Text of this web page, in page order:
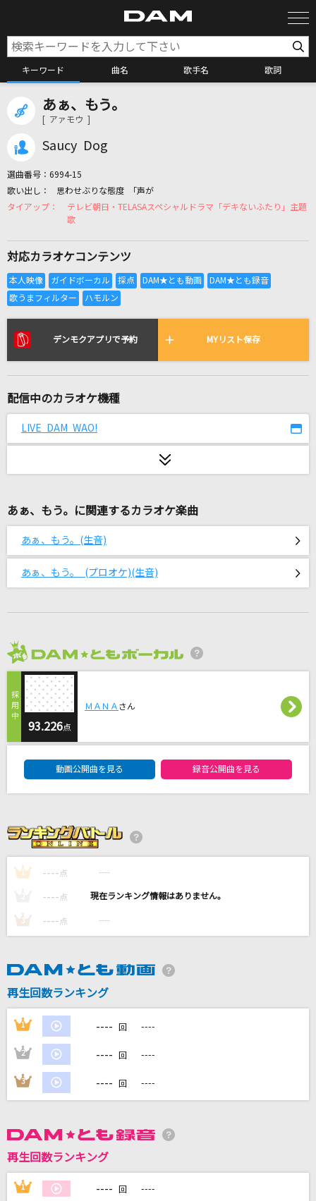
キーワード 曲名 歌手名 歌詞
カラオケリクエスト
全国りれき
リアルタイムで歌われている曲の一覧
Tiger
HANA
最後の恋煩い
Official髭男dism
[生音]ひまわりの約束
秦 基博
茜
ヨルシカ
夜に駆ける
雲と幽霊
ヨルシカ
[生音]One day
The ROOTLESS
DAMの新曲・ランキングなど
DAMに会員登録・ログインして
家族や友達と一緒に！練習にも！
あぁ、もう。
[ アァモウ ]
Saucy Dog
選曲番号： 6994-15
思わせぶりな態度 「声が
テレビ朝日・TELASAスペシャルドラマ「デキないふたり」主題
歌
対応カラオケコンテンツ
デンモクアプリで予約 MYリスト保存
配信中のカラオケ機種
LIVE DAM WAO!
あぁ、もう。に関連するカラオケ楽曲
あぁ、もう。(生音)
あぁ、もう。 (プロオケ)(生音)
93.226点
ＭＡＮＡ さん
動画公開曲を見る 録音公開曲を見る
1 ---- 点 ----
---- 点 ----
3 ---- 点 ----
再生回数ランキング
1 ---- 回 ----
2 ---- 回 ----
3 ---- 回 ----
再生回数ランキング
1 ---- 回 ----